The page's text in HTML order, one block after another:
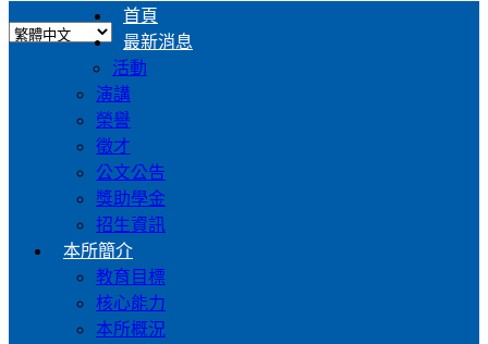
首頁
最新消息
活動
演講
榮譽
徵才
公文公告
獎助學金
招生資訊
本所簡介
教育目標
核心能力
本所概況